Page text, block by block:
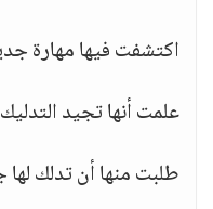
اكتشفت فيها مهارة
علمت أنها تجيد
طلبت منها أن تدلك